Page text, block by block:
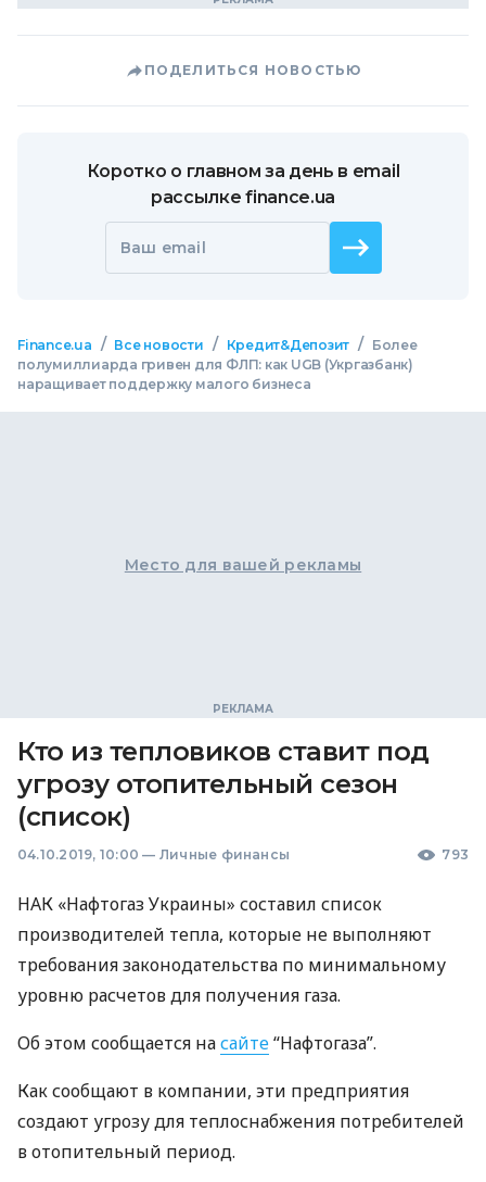
ПОДЕЛИТЬСЯ НОВОСТЬЮ
Коротко о главном за день в email
рассылке finance.ua
Ваш email
Finance.ua / Все новости / Кредит&Депозит /
Более
полумиллиарда гривен для ФЛП: как UGB (Укргазбанк)
наращивает поддержку малого бизнеса
Место для вашей рекламы
Кто из тепловиков ставит под
угрозу отопительный сезон
(список)
04.10.2019, 10:00 — Личные финансы 793
НАК «Нафтогаз Украины» составил список
производителей тепла, которые не выполняют
требования законодательства по минимальному
уровню расчетов для получения газа.
Об этом сообщается насайте“Нафтогаза”.
Как сообщают в компании, эти предприятия
создают угрозу для теплоснабжения потребителей
в отопительный период.